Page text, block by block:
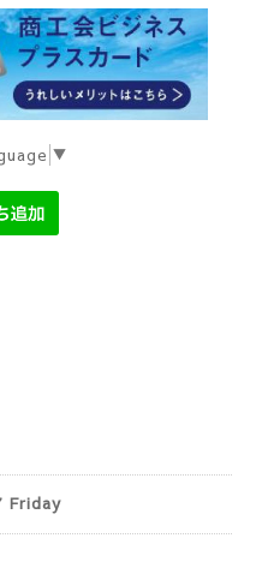
▼
Friday